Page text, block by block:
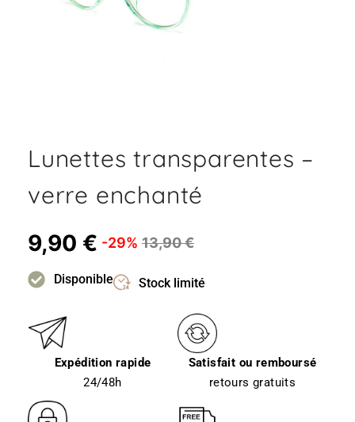
Lunettes transparentes –
verre enchanté
9,90 € -29% 13,90€
Disponible Stock limité
Expédition rapide
24/48h
Satisfait ou remboursé
retours gratuits